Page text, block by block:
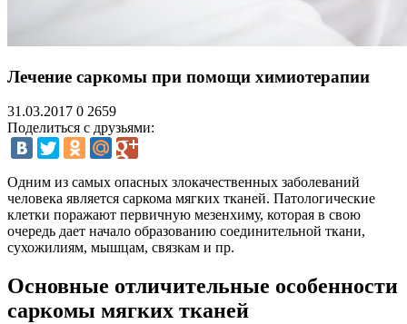
Лечение саркомы при помощи химиотерапии
31.03.2017 0 2659
Поделиться с друзьями:
Одним из самых опасных злокачественных заболеваний
человека является саркома мягких тканей. Патологические
клетки поражают первичную мезенхиму, которая в свою
очередь дает начало образованию соединительной ткани,
сухожилиям, мышцам, связкам и пр.
Основные отличительные особенности
саркомы мягких тканей